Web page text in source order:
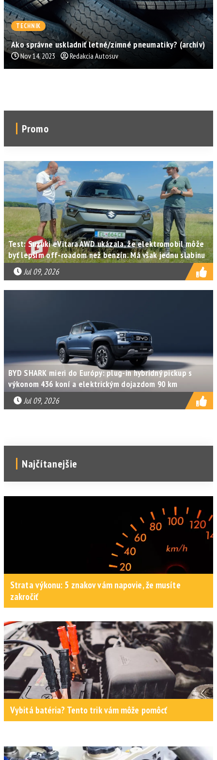
TECHNIK
Ako správne uskladniť letné/zimné pneumatiky? (archív)
Nov 14, 2023 Redakcia Autosuv
Promo
Test: Suzuki eVitara AWD ukázala, že elektromobil môže
byť lepším off-roadom než benzín. Má však jednu slabinu
Jul 09, 2026
BYD SHARK mieri do Európy: plug-in hybridný pickup s
výkonom 436 koní a elektrickým dojazdom 90 km
Jul 09, 2026
Najčítanejšie
Strata výkonu: 5 znakov vám napovie, že musíte
zakročiť
Vybitá batéria? Tento trik vám môže pomôcť